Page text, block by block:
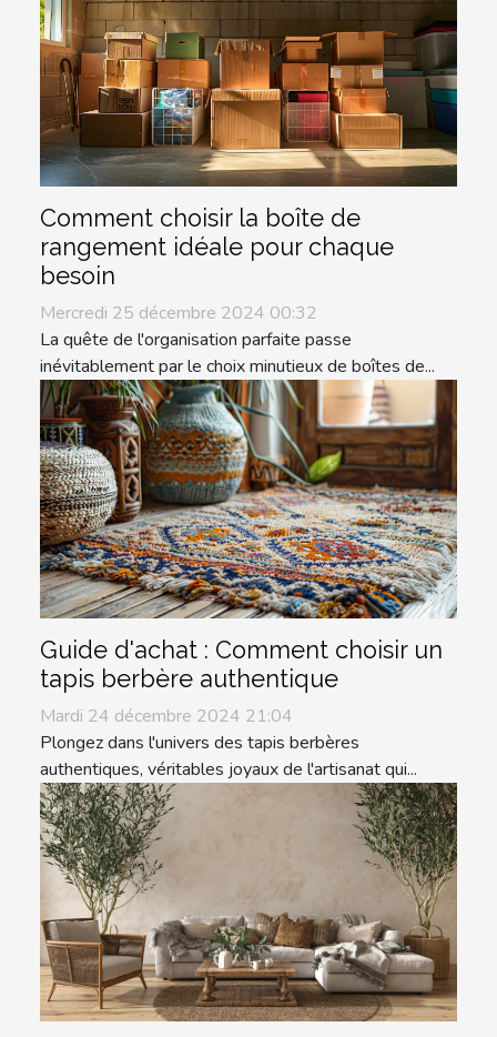
Comment choisir la boîte de
rangement idéale pour chaque
besoin
Mercredi 25 décembre 2024 00:32
La quête de l'organisation parfaite passe
inévitablement par le choix minutieux de boîtes de...
Guide d'achat : Comment choisir un
tapis berbère authentique
Mardi 24 décembre 2024 21:04
Plongez dans l'univers des tapis berbères
authentiques, véritables joyaux de l'artisanat qui...